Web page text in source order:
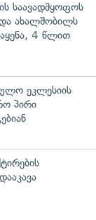
საავადმყოფოს
ახალშობილს
4 წლით
ეკლესიის
პირი